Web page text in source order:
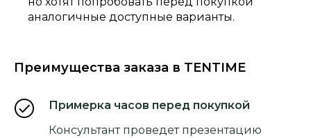
аналогичные доступные варианты.
Преимущества заказа в TENTIME
Примерка часов перед покупкой
Консультант проведет презентацию